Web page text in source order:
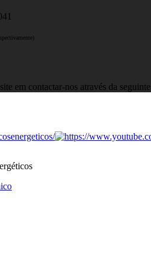
em contactar-nos através da